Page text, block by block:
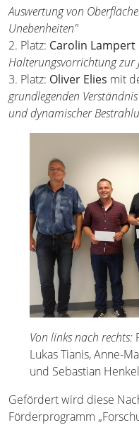
Auswertung von
Unebenheiten"
2. Platz: Carolin Lampert
Halterungsvorrichtung zur
3. Platz: Oliver Elies mit
grundlegenden
und dynamischer
Von links nach rechts:
Lukas Tianis, Anne-
und Sebastian Henkel
Gefördert wird diese
Förderprogramm